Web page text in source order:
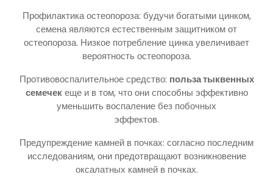
Профилактика остеопороза: будучи богатыми цинком,
семена являются естественным защитником от
остеопороза. Низкое потребление цинка увеличивает
вероятность остеопороза.
Противовоспалительное средство: польза тыквенных
семечекеще и в том, что они способны эффективно
уменьшить воспаление без побочных
эффектов.
Предупреждение камней в почках: согласно последним
исследованиям, они предотвращают возникновение
оксалатных камней в почках.